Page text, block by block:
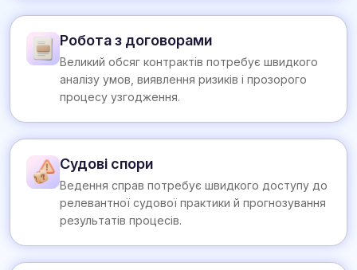
Робота з договорами
Великий обсяг контрактів потребує швидкого
аналізу умов, виявлення ризиків і прозорого
процесу узгодження.
Судові спори
Ведення справ потребує швидкого доступу до
релевантної судової практики й прогнозування
результатів процесів.